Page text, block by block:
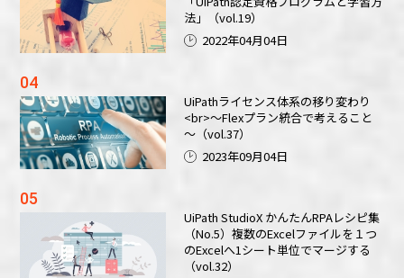
法」（vol.19）
2022年04月04日
UiPathライセンス体系の移り変わり
<br>～Flexプラン統合で考えること
～（vol.37）
2023年09月04日
UiPath StudioX かんたんRPAレシピ集
（No.5）複数のExcelファイルを１つ
のExcelへ1シート単位でマージする
（vol.32）